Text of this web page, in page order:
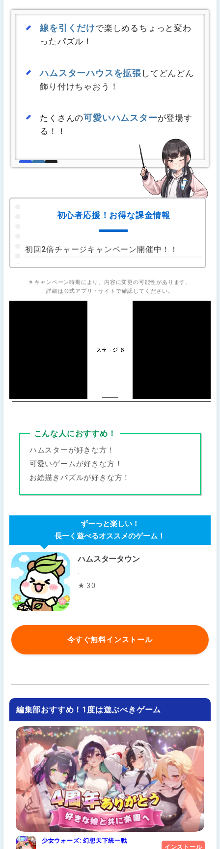
線を引くだけで楽しめるちょっと変わ
ったパズル！
ハムスターハウスを拡張 してどんどん
飾り付けちゃおう！
たくさんの可愛いハムスターが登場す
る！！
初心者応援！お得な課金情報
初回2倍チャージキャンペーン開催中！！
※ キャンペーン時期により、内容に変更の可能性があります。
詳細は公式アプリ・サイトで確認してください。
こんな人におすすめ！
ハムスターが好きな方！
可愛いゲームが好きな方！
お絵描きパズルが好きな方！
ずーっと楽しい！
長ーく遊べるオススメのゲーム！
ハムスタータウン
-
★ 3.0
今すぐ無料インストール
編集部おすすめ！1度は遊ぶべきゲーム
少女ウォーズ: 幻想天下統一戦
インストール